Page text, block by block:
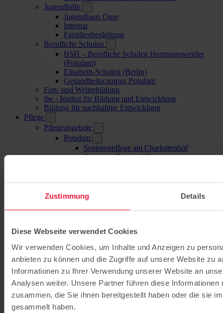
Zustimmung Details
Diese Webseite verwendet Cookies
Wir verwenden Cookies, um Inhalte und Anzeigen zu
anbieten zu können und die Zugriffe auf unsere Website zu
Informationen zu Ihrer Verwendung unserer Website an
Analysen weiter. Unsere Partner führen diese
zusammen, die Sie ihnen bereitgestellt haben oder die sie
gesammelt haben.
Jugendhilfe
Jugendhaus Oase
Internat
Familienbegleitung
Berufliche Schulen
BSH – Berufliche Schulen Hermannswerder
(Potsdam)
Elisabeth-Schulen (Berlin)
Gesundheitscampus Potsdam
Fort- und Weiterbildung
ibe - Institut für Bildung und Entwicklung
Bildung für nachhaltige Entwicklung
Pflege
Pflegeangebote
Potsdam
Seniorenpflege am Charlottenhof
Seniorenpflege auf Hermannswerder
Ambulanter Pflegedienst Ernst von
Schwielowsee
Seniorenpflege am Schwielowsee
Senioren-Wohngemeinschaft am
Ambulanter Pflegedienst Schwielowsee
Forst
Geriatrische Tagespflege Forst
Betreutes Wohnen in Forst
Senioren-Wohngemeinschaft in Forst
Ambulante Lausitz Pflege Forst